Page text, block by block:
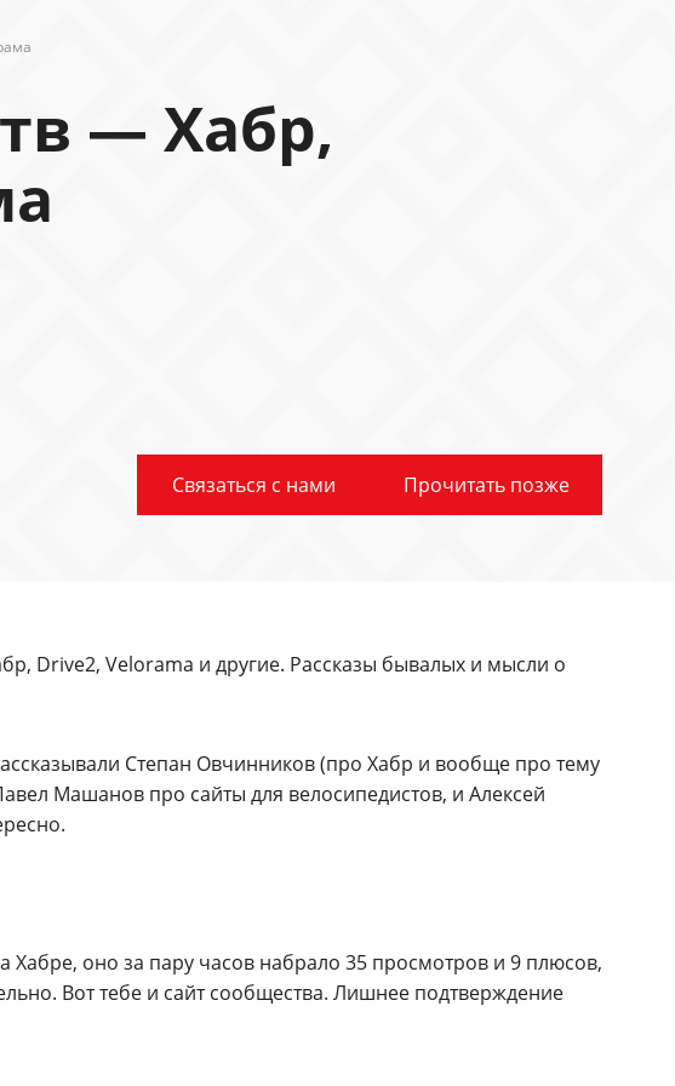
— Хабр,
Связаться с нами Прочитать позже
Drive2, Velorama и другие. Рассказы бывалых и мысли о
Степан Овчинников (про Хабр и вообще про тему
Машанов про сайты для велосипедистов, и Алексей
Хабре, оно за пару часов набрало 35 просмотров и 9 плюсов,
Вот тебе и сайт сообщества. Лишнее подтверждение